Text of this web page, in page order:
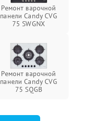
Ремонт варочной
панели Candy CVG
75 SWGNX
Ремонт варочной
панели Candy CVG
75 SQGB